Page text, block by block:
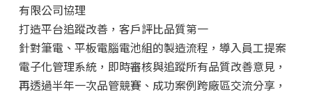
有限公司協理
打造平台追蹤改善，客戶評比品質第一
針對筆電、平板電腦電池組的製造流程，導入員工提案
電子化管理系統，即時審核與追蹤所有品質改善意見，
再透過半年一次品管競賽、成功案例跨廠區交流分享，